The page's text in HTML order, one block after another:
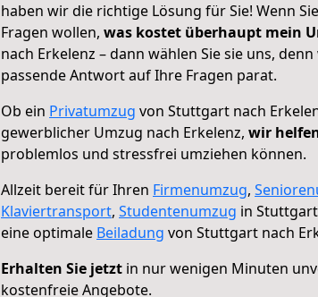
haben wir die richtige Lösung für Sie! Wenn
Fragen wollen, was kostet überhaupt mein
nach Erkelenz – dann wählen Sie sie uns,
passende Antwort auf Ihre Fragen parat.
Ob ein Privatumzug von Stuttgart nach
gewerblicher Umzug nach Erkelenz, wir
problemlos und stressfrei umziehen können.
Allzeit bereit für Ihren Firmenumzug,
Klaviertransport, Studentenumzug in
eine optimale Beiladung von Stuttgart nach
Erhalten Sie jetzt in nur wenigen Minuten
kostenfreie Angebote.